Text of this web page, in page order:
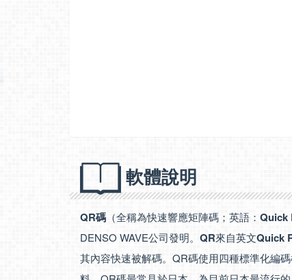
軟體說明
QR碼 （全稱為快速響應矩陣碼；英語： Quick
DENSO WAVE公司發明。 QR來自英文Quick
其內容快速被解碼。QR碼使用四種標準化編